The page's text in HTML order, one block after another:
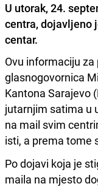
U utorak, 24.
centra, dojavljeno
centar.
Ovu informaciju za
glasnogovornica
Kantona Sarajevo
jutarnjim satima u
na mail svim
isti, a prema tome
Po dojavi koja je
maila na mjesto